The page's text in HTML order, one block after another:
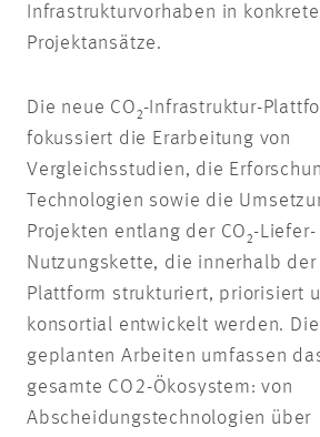
Infrastrukturvorhaben in konkrete
Projektansätze.
Die neue CO₂-Infrastruktur-
fokussiert die Erarbeitung von
Vergleichsstudien, die
Technologien sowie die
Projekten entlang der CO₂-Liefer-
Nutzungskette, die innerhalb der
Plattform strukturiert, priorisiert
konsortial entwickelt werden. Die
geplanten Arbeiten umfassen
gesamte CO2-Ökosystem: von
Abscheidungstechnologien über